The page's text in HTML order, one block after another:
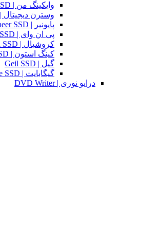
وایکینگ من | Vikingman SSD
وسترن دیجیتال | WD SSD
پایونیر | Pioneer SSD
پی ان وای | PNY SSD
کروشیال | Crucial SSD
کینگ استون | Kingston SSD
گیل | Geil SSD
گیگابایت | Gigabyte SSD
درایو نوری | DVD Writer